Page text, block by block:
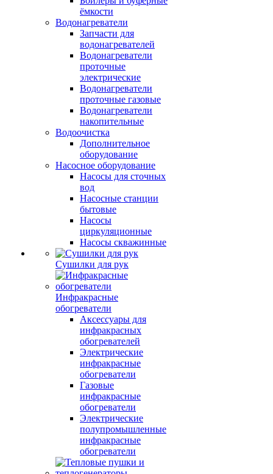
ёмкости
Водонагреватели
Запчасти для
водонагревателей
Водонагреватели
проточные
электрические
Водонагреватели
проточные газовые
Водонагреватели
накопительные
Водоочистка
Дополнительное
оборудование
Насосное оборудование
Насосы для сточных
вод
Насосные станции
бытовые
Насосы
циркуляционные
Насосы скважинные
Сушилки для рук
Инфракрасные
обогреватели
Аксессуары для
инфракрасных
обогревателей
Электрические
инфракрасные
обогреватели
Газовые
инфракрасные
обогреватели
Электрические
полупромышленные
инфракрасные
обогреватели